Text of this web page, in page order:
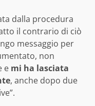
dalla procedura
il contrario di ciò
messaggio per
non
e mi ha lasciata
, anche dopo due